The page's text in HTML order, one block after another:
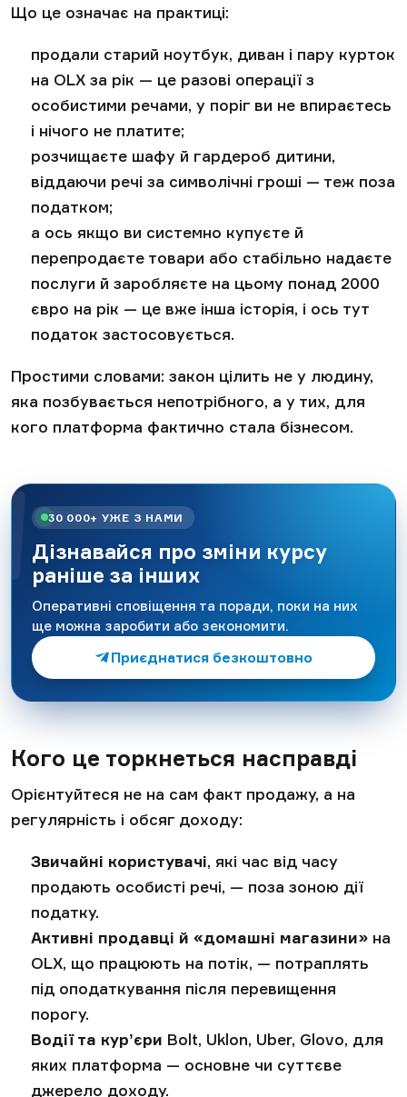
Що це означає на практиці:
продали старий ноутбук, диван і пару курток
на OLX за рік — це разові операції з
особистими речами, у поріг ви не впираєтесь
і нічого не платите;
розчищаєте шафу й гардероб дитини,
віддаючи речі за символічні гроші — теж поза
податком;
а ось якщо ви системно купуєте й
перепродаєте товари або стабільно надаєте
послуги й заробляєте на цьому понад 2000
євро на рік — це вже інша історія, і ось тут
податок застосовується.
Простими словами: закон цілить не у людину,
яка позбувається непотрібного, а у тих, для
кого платформа фактично стала бізнесом.
30 000+ УЖЕ З НАМИ
Дізнавайся про зміни курсу
раніше за інших
Оперативні сповіщення та поради, поки на них
ще можна заробити або зекономити.
Приєднатися безкоштовно
Кого це торкнеться насправді
Орієнтуйтеся не на сам факт продажу, а на
регулярність і обсяг доходу:
Звичайні користувачі, які час від часу
продають особисті речі, — поза зоною дії
податку.
Активні продавці й «домашні магазини» на
OLX, що працюють на потік, — потраплять
під оподаткування після перевищення
порогу.
Водії та курʼєри Bolt, Uklon, Uber, Glovo, для
яких платформа — основне чи суттєве
джерело доходу.